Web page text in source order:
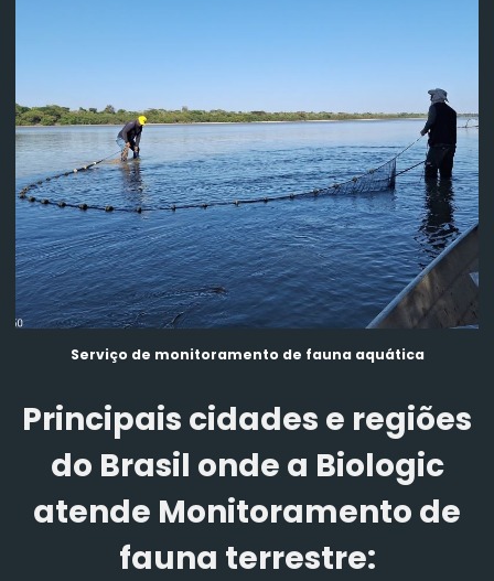
Serviço de monitoramento de fauna aquática
Principais cidades e regiões
do Brasil onde a Biologic
atende Monitoramento de
fauna terrestre: